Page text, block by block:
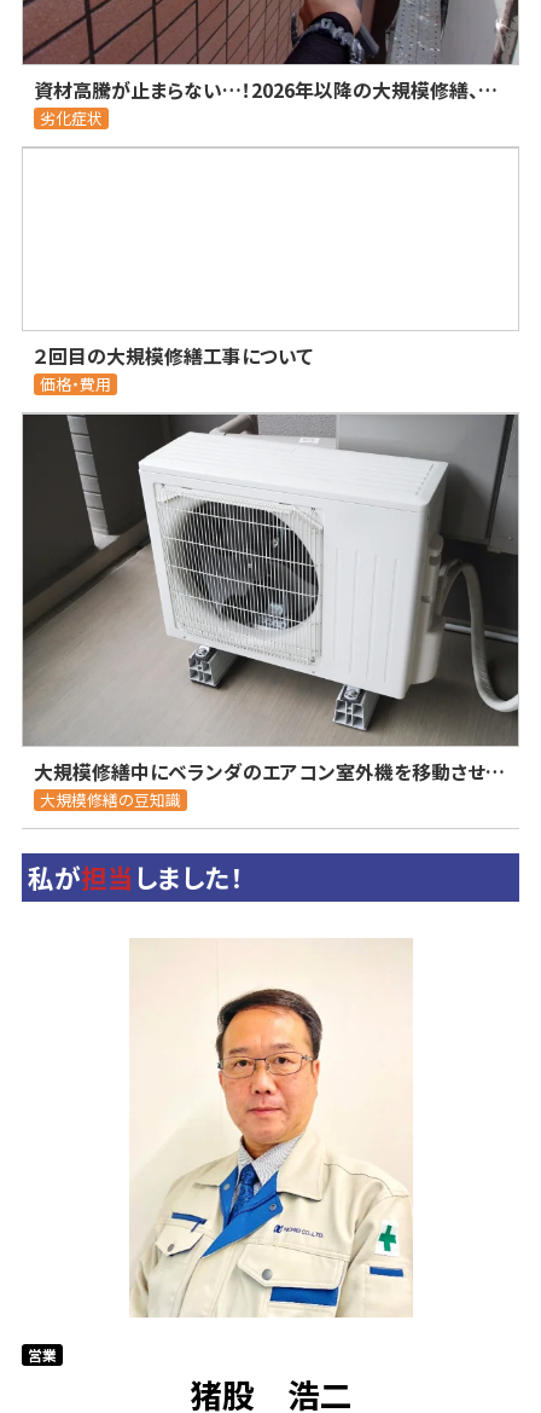
資材高騰が止まらない…！2026年以降の大規模修繕、コストを抑えつつ質を落とさないための現実的な対策
劣化症状
２回目の大規模修繕工事について
価格・費用
大規模修繕中にベランダのエアコン室外機を移動させる際の注意点とは？
大規模修繕の豆知識
私が担当 しました！
営業
猪股 浩二